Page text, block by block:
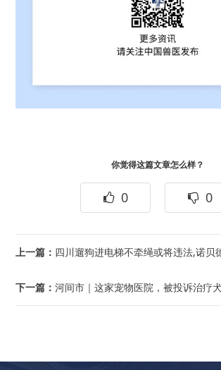
你觉得这篇文章怎么样？
0 0
上一篇： 四川遛狗进电梯不牵绳或将违法,诺贝德宠物医
下一篇：河间市｜这家宠物医院，被投诉治疗犬外伤注射麻醉